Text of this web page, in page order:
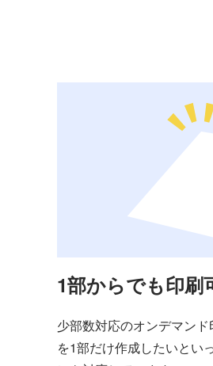
1部からでも印刷
少部数対応のオンデマン
を1部だけ作成したいとい